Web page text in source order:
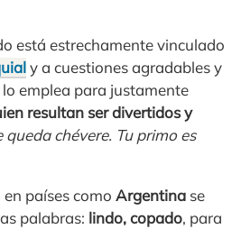
está estrechamente vinculado
y a cuestiones agradables y
lo emplea para justamente
resultan ser divertidos y
queda chévere. Tu primo es
países como Argentina se
palabras: lindo, copado, para